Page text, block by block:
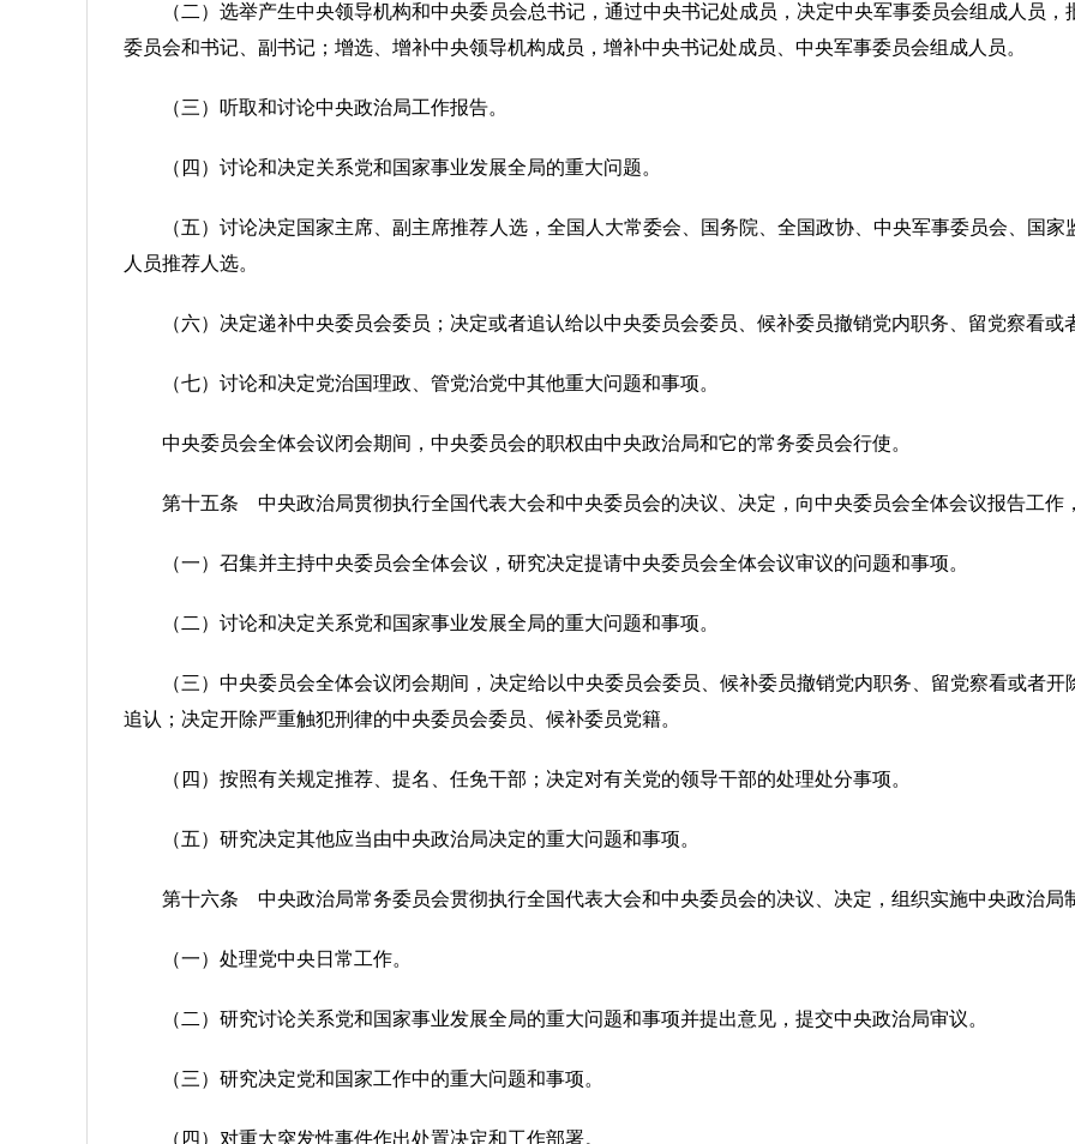
（二）选举产生中央领导机构和中央委员会总书记，通过中央书记处成员，决定中央军事委员会组成人员
委员会和书记、副书记；增选、增补中央领导机构成员，增补中央书记处成员、中央军事委员会组成人员。
（三）听取和讨论中央政治局工作报告。
（四）讨论和决定关系党和国家事业发展全局的重大问题。
（五）讨论决定国家主席、副主席推荐人选，全国人大常委会、国务院、全国政协、中央军事委员会、国
人员推荐人选。
（六）决定递补中央委员会委员；决定或者追认给以中央委员会委员、候补委员撤销党内职务、留党察看或
（七）讨论和决定党治国理政、管党治党中其他重大问题和事项。
中央委员会全体会议闭会期间，中央委员会的职权由中央政治局和它的常务委员会行使。
第十五条 中央政治局贯彻执行全国代表大会和中央委员会的决议、决定，向中央委员会全体会议报告工作
（一）召集并主持中央委员会全体会议，研究决定提请中央委员会全体会议审议的问题和事项。
（二）讨论和决定关系党和国家事业发展全局的重大问题和事项。
（三）中央委员会全体会议闭会期间，决定给以中央委员会委员、候补委员撤销党内职务、留党察看或者
追认；决定开除严重触犯刑律的中央委员会委员、候补委员党籍。
（四）按照有关规定推荐、提名、任免干部；决定对有关党的领导干部的处理处分事项。
（五）研究决定其他应当由中央政治局决定的重大问题和事项。
第十六条 中央政治局常务委员会贯彻执行全国代表大会和中央委员会的决议、决定，组织实施中央政治局
（一）处理党中央日常工作。
（二）研究讨论关系党和国家事业发展全局的重大问题和事项并提出意见，提交中央政治局审议。
（三）研究决定党和国家工作中的重大问题和事项。
（四）对重大突发性事件作出处置决定和工作部署。